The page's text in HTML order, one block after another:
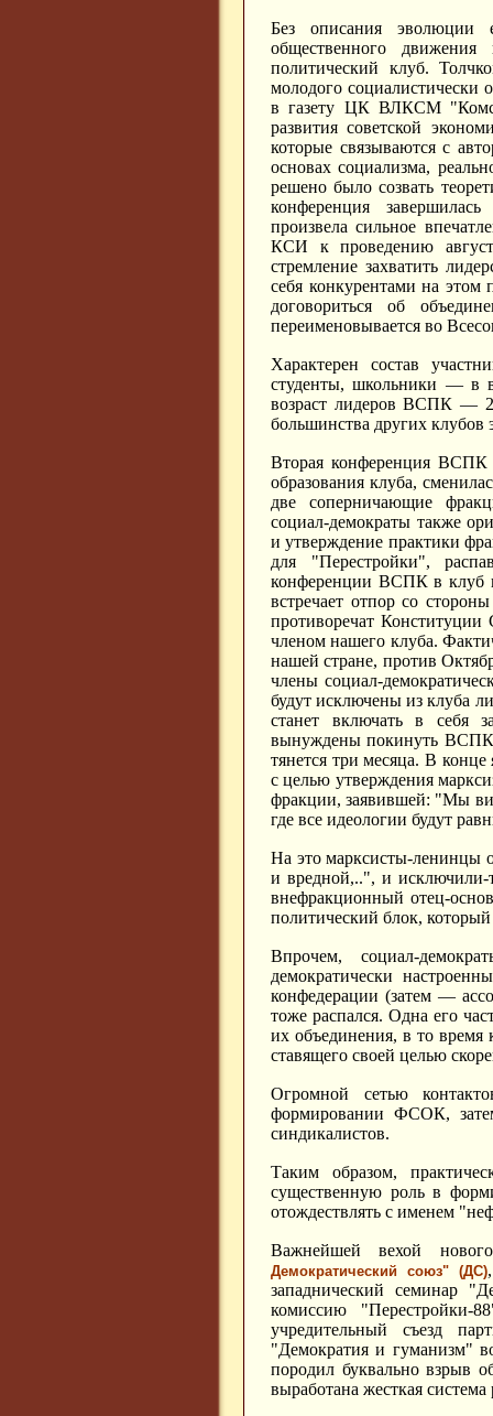
Без описания эволюции
общественного
политический клуб.
молодого социалистически
в газету ЦК ВЛКСМ
развития советской
которые связываются с
основах социализма,
решено было созвать
конференция
произвела сильное
КСИ к проведению
стремление захватить
себя конкурентами на
договориться об
переименовывается во
Характерен состав
студенты, школьники — в
возраст лидеров ВСПК —
большинства других
Вторая конференция ВСПК
образования клуба,
две соперничающие
социал-демократы также
и утверждение практики
для "Перестройки",
конференции ВСПК в клуб
встречает отпор со
противоречат
членом нашего клуба.
нашей стране, против
члены социал-
будут исключены из клуба
станет включать в себя
вынуждены покинуть
тянется три месяца. В
с целью утверждения
фракции, заявившей: "Мы
где все идеологии будут
На это марксисты-ленинцы
и вредной,..", и исключили-
внефракционный отец-
политический блок,
Впрочем, социал-
демократически
конфедерации (затем —
тоже распался. Одна его
их объединения, в то время
ставящего своей целью
Огромной сетью
формировании ФСОК,
синдикалистов.
Таким образом,
существенную роль в
отождествлять с именем
Важнейшей вехой
Демократический союз" (ДС)
западнический семинар
комиссию "Перестройки-
учредительный съезд
"Демократия и гуманизм"
породил буквально взрыв
выработана жесткая система